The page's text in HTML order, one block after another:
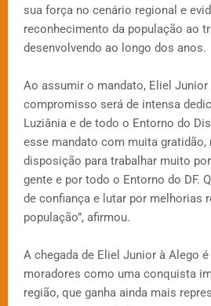
sua força no cenário regional e
reconhecimento da população ao
desenvolvendo ao longo dos anos.
Ao assumir o mandato, Eliel
compromisso será de intensa
Luziânia e de todo o Entorno do
esse mandato com muita gratidão,
disposição para trabalhar muito
gente e por todo o Entorno do DF.
de confiança e lutar por melhorias
população”, afirmou.
A chegada de Eliel Junior à Alego
moradores como uma conquista
região, que ganha ainda mais